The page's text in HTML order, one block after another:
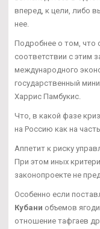
вперед, к цели, либо
нее.
Подробнее о том, что
соответствии с этим
международного
государственный
Харрис Памбукис.
Что, в какой фазе
на Россию как на
Аппетит к риску
При этом иных
законопроекте не
Особенно если
Кубани объемов
отношение тафгаев